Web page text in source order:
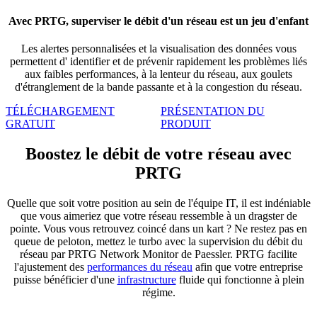
Avec PRTG, superviser le débit d'un réseau est un jeu d'enfant
Les alertes personnalisées et la visualisation des données vous
permettent d' identifier et de prévenir rapidement les problèmes liés
aux faibles performances, à la lenteur du réseau, aux goulets
d'étranglement de la bande passante et à la congestion du réseau.
TÉLÉCHARGEMENT
GRATUIT
PRÉSENTATION DU
PRODUIT
Boostez le débit de votre réseau avec
PRTG
Quelle que soit votre position au sein de l'équipe IT, il est indéniable
que vous aimeriez que votre réseau ressemble à un dragster de
pointe. Vous vous retrouvez coincé dans un kart ? Ne restez pas en
queue de peloton, mettez le turbo avec la supervision du débit du
réseau par PRTG Network Monitor de Paessler. PRTG facilite
l'ajustement des performances du réseau afin que votre entreprise
puisse bénéficier d'une infrastructurefluide qui fonctionne à plein
régime.